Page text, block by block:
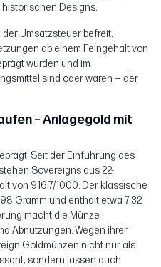
Designs.
Umsatzsteuer befreit.
ab einem Feingehalt von
wurden und im
sind oder waren — der
– Anlagegold mit
Seit der Einführung des
Sovereigns aus 22-
von 916,7/1000. Der klassische
Gramm und enthält etwa 7,32
macht die Münze
Abnutzungen. Wegen ihrer
Goldmünzen nicht nur als
sondern lassen auch